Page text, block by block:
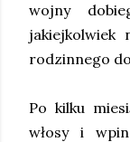
wojny
jakiejkolwiek
rodzinnego
Po kilku
włosy i